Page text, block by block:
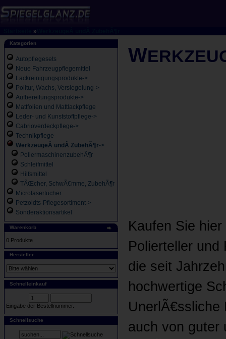
»
Kategorien
Autopflegesets
Neue Fahrzeugpflegemittel
Lackreinigungsprodukte->
Politur, Wachs, Versiegelung->
Aufbereitungsprodukte->
Mattfolien und Mattlackpflege
Leder- und Kunststoffpflege->
Cabrioverdeckpflege->
Technikpflege
WerkzeugeÂ undÂ ZubehÃ¶r->
PoliermaschinenzubehÃ¶r
Schleifmittel
Hilfsmittel
TÃŒcher, SchwÃ€mme, ZubehÃ¶r
Microfasertücher
Petzoldts-Pflegesortiment->
Sonderaktionsartikel
Warenkorb
0 Produkte
Hersteller
Schnelleinkauf
Eingabe der Bestellnummer.
Schnellsuche
W
Kaufen Sie
Polierteller
die seit
hochwertige
UnerlÃ€ssliche
auch von guter